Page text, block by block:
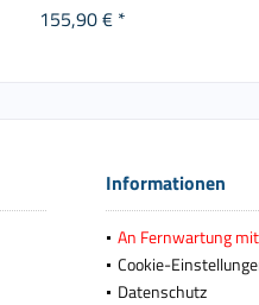
155,90 € *
Informationen
An Fernwartung
Cookie-
Datenschutz